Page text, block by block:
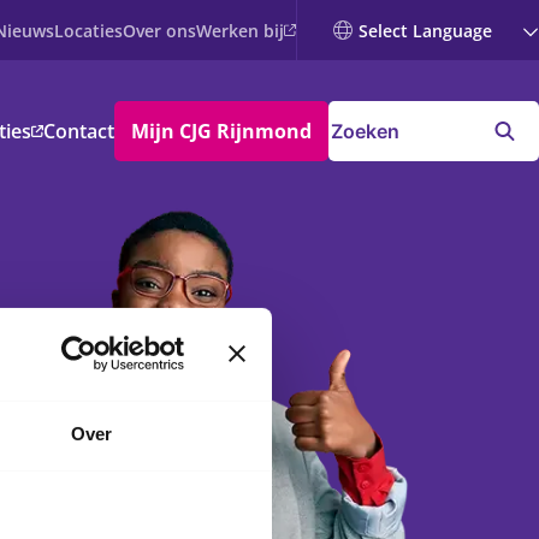
Over
LocatiesOver onsWerken bij
Contact Mijn CJG Rijnmond